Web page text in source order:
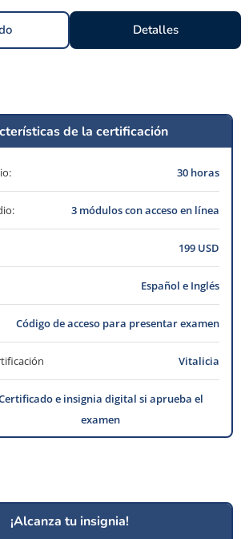
Detalles
de la certificación
30 horas
3 módulos con acceso en línea
199 USD
Español e Inglés
Código de acceso para presentar examen
Vitalicia
e insignia digital si aprueba el
examen
¡Alcanza tu insignia!